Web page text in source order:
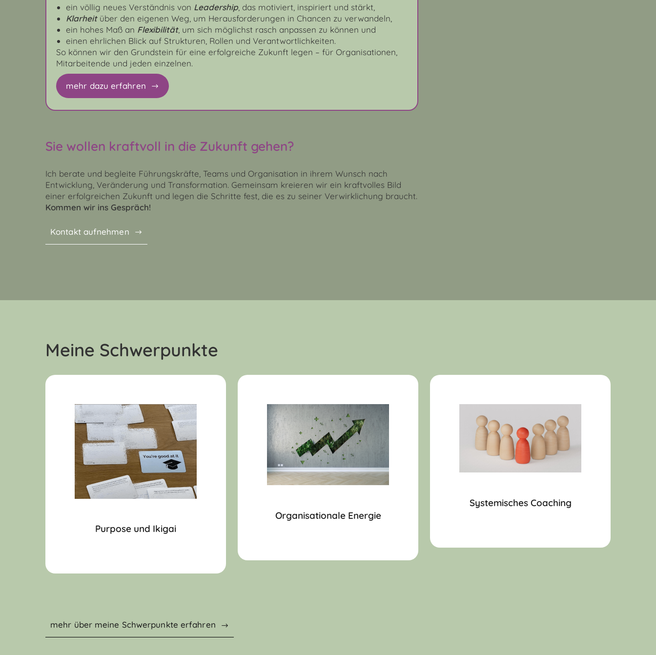
ein völlig neues Verständnis von Leadership , das motiviert, inspiriert und stärkt,
Klarheitüber den eigenen Weg, um Herausforderungen in Chancen zu verwandeln,
ein hohes Maß an Flexibilität, um sich möglichst rasch anpassen zu können und
einen ehrlichen Blick auf Strukturen, Rollen und Verantwortlichkeiten.
So können wir den Grundstein für eine erfolgreiche Zukunft legen – für Organisationen,
Mitarbeitende und jeden einzelnen.
mehr dazu erfahren
Sie wollen kraftvoll in die Zukunft gehen?
Ich berate und begleite Führungskräfte, Teams und Organisation in ihrem Wunsch nach
Entwicklung, Veränderung und Transformation. Gemeinsam kreieren wir ein kraftvolles Bild
einer erfolgreichen Zukunft und legen die Schritte fest, die es zu seiner Verwirklichung braucht.
Kommen wir ins Gespräch!
Kontakt aufnehmen
Meine Schwerpunkte
Purpose und Ikigai
Organisationale Energie
Systemisches Coaching
mehr über meine Schwerpunkte erfahren